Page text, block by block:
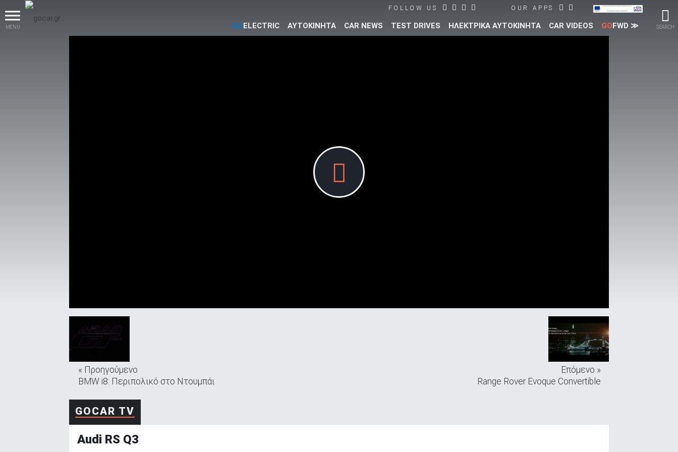
MENU SEARCH
FOLLOW US OUR APPS
GOELECTRIC ΑΥΤΟΚΙΝΗΤΑ CAR NEWS TEST DRIVES ΗΛΕΚΤΡΙΚΑ ΑΥΤΟΚΙΝΗΤΑ CAR VIDEOS GOFWD ≫
ΑΝΑΖΗΤΗΣΗ
« Προηγούμενο
BMW i8: Περιπολικό στο Ντουμπάι
Επόμενο »
Range Rover Evoque Convertible
GOCAR TV
Audi RS Q3